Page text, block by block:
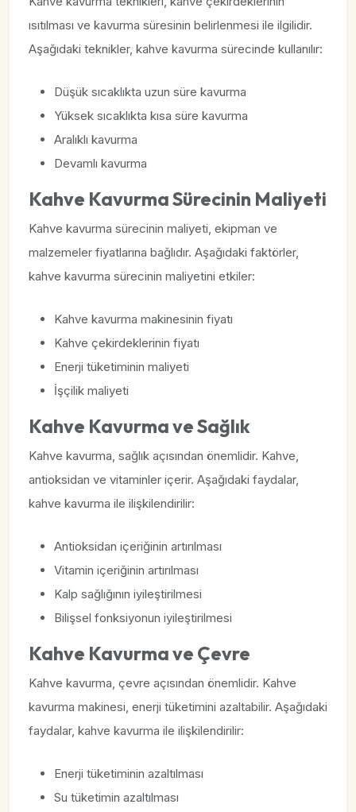
ısıtılması ve kavurma süresinin belirlenmesi ile ilgilidir.
Aşağıdaki teknikler, kahve kavurma sürecinde kullanılır:
Düşük sıcaklıkta uzun süre kavurma
Yüksek sıcaklıkta kısa süre kavurma
Aralıklı kavurma
Devamlı kavurma
Kahve Kavurma Sürecinin Maliyeti
Kahve kavurma sürecinin maliyeti, ekipman ve
malzemeler fiyatlarına bağlıdır. Aşağıdaki faktörler,
kahve kavurma sürecinin maliyetini etkiler:
Kahve kavurma makinesinin fiyatı
Kahve çekirdeklerinin fiyatı
Enerji tüketiminin maliyeti
İşçilik maliyeti
Kahve Kavurma ve Sağlık
Kahve kavurma, sağlık açısından önemlidir. Kahve,
antioksidan ve vitaminler içerir. Aşağıdaki faydalar,
kahve kavurma ile ilişkilendirilir:
Antioksidan içeriğinin artırılması
Vitamin içeriğinin artırılması
Kalp sağlığının iyileştirilmesi
Bilişsel fonksiyonun iyileştirilmesi
Kahve Kavurma ve Çevre
Kahve kavurma, çevre açısından önemlidir. Kahve
kavurma makinesi, enerji tüketimini azaltabilir. Aşağıdaki
faydalar, kahve kavurma ile ilişkilendirilir:
Enerji tüketiminin azaltılması
Su tüketimin azaltılması